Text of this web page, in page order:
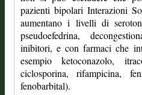
pazienti bipolari Interazioni
aumentano i livelli di
pseudoefedrina,
inibitori, e con farmaci che
esempio ketoconazolo,
ciclosporina, rifampicina,
fenobarbital).